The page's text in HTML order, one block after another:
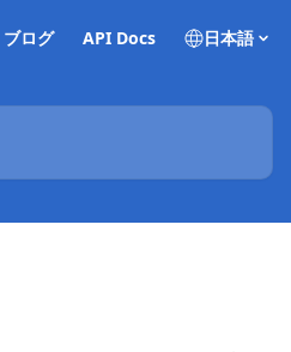
ブログ API Docs 日本語